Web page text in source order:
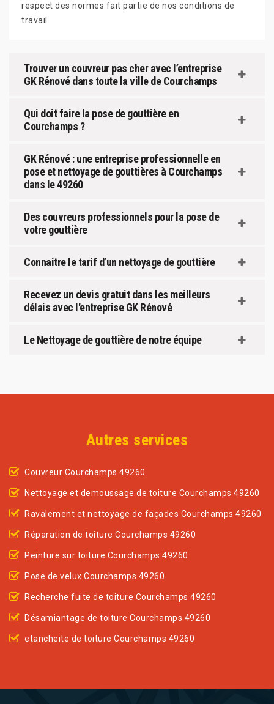
respect des normes fait partie de nos conditions de
travail.
Trouver un couvreur pas cher avec l’entreprise
GK Rénové dans toute la ville de Courchamps
Qui doit faire la pose de gouttière en
Courchamps ?
GK Rénové : une entreprise professionnelle en
pose et nettoyage de gouttières à Courchamps
dans le 49260
Des couvreurs professionnels pour la pose de
votre gouttière
Connaitre le tarif d’un nettoyage de gouttière
Recevez un devis gratuit dans les meilleurs
délais avec l'entreprise GK Rénové
Le Nettoyage de gouttière de notre équipe
Autres services
Couvreur Courchamps 49260
Nettoyage et demoussage de toiture Courchamps 49260
Ravalement et nettoyage de façades Courchamps 49260
Réparation de toiture Courchamps 49260
Peinture sur toiture Courchamps 49260
Pose de velux Courchamps 49260
Recherche fuite de toiture Courchamps 49260
Désamiantage de toiture Courchamps 49260
etancheite de toiture Courchamps 49260